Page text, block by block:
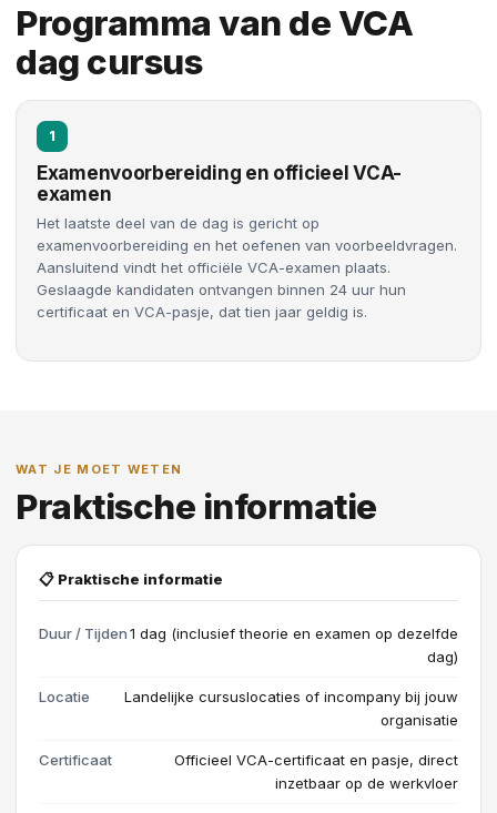
Programma van de VCA
dag cursus
1
Examenvoorbereiding en officieel VCA-
examen
Het laatste deel van de dag is gericht op
examenvoorbereiding en het oefenen van voorbeeldvragen.
Aansluitend vindt het officiële VCA-examen plaats.
Geslaagde kandidaten ontvangen binnen 24 uur hun
certificaat en VCA-pasje, dat tien jaar geldig is.
WAT JE MOET WETEN
Praktische informatie
📋 Praktische informatie
Duur / Tijden1 dag (inclusief theorie en examen op dezelfde
dag)
Locatie
Landelijke cursuslocaties of incompany bij jouw
organisatie
Certificaat
Officieel VCA-certificaat en pasje, direct
inzetbaar op de werkvloer